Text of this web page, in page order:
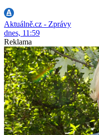
Aktuálně.cz - Zprávy
dnes, 11:59
Reklama